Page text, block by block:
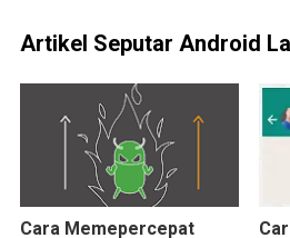
Artikel Seputar Android
Cara Memepercepat